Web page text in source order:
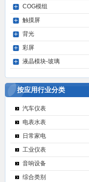
COG模组
触摸屏
背光
彩屏
液晶模块-玻璃
按应用行业分类
汽车仪表
电表水表
日常家电
工业仪表
音响设备
综合类别